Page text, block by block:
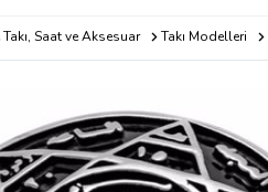
Saat ve Aksesuar Takı Modelleri